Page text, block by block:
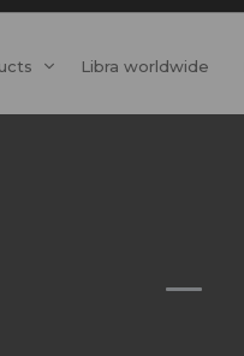
Libra worldwide